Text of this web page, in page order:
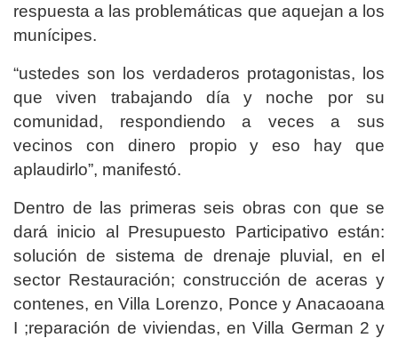
respuesta a las problemáticas que aquejan a los
munícipes.
“ustedes son los verdaderos protagonistas, los
que viven trabajando día y noche por su
comunidad, respondiendo a veces a sus
vecinos con dinero propio y eso hay que
aplaudirlo”, manifestó.
Dentro de las primeras seis obras con que se
dará inicio al Presupuesto Participativo están:
solución de sistema de drenaje pluvial, en el
sector Restauración; construcción de aceras y
contenes, en Villa Lorenzo, Ponce y Anacaoana
I ;reparación de viviendas, en Villa German 2 y